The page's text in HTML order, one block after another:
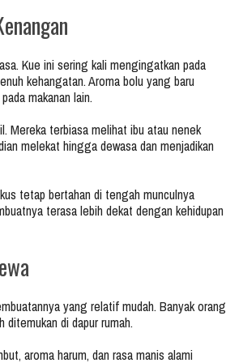
Kue ini sering kali mengingatkan pada
kehangatan. Aroma bolu yang baru
makanan lain.
Mereka terbiasa melihat ibu atau nenek
melekat hingga dewasa dan menjadikan
tetap bertahan di tengah munculnya
terasa lebih dekat dengan kehidupan
yang relatif mudah. Banyak orang
ditemukan di dapur rumah.
aroma harum, dan rasa manis alami